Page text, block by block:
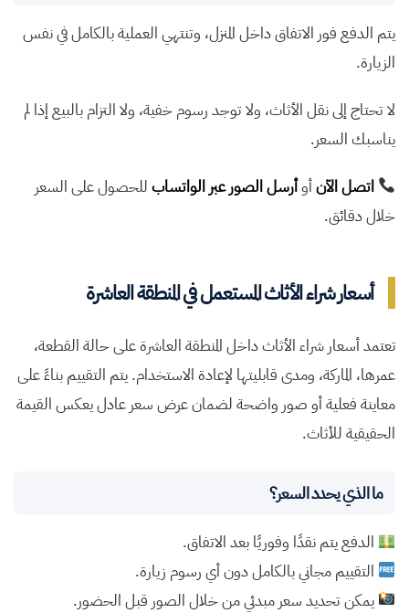
يتم الدفع فور الاتفاق داخل المنزل، وتنتهي العملية بالكامل في نفس
الزيارة.
لا تحتاج إلى نقل الأثاث، ولا توجد رسوم خفية، ولا التزام بالبيع إذا لم
يناسبك السعر.
اتصل الآنأوأرسل الصور عبر الواتساب للحصول على السعر
خلال دقائق.
أسعار شراء الأثاث المستعمل في المنطقة العاشرة
تعتمد أسعار شراء الأثاث داخل المنطقة العاشرة على حالة القطعة،
عمرها، الماركة، ومدى قابليتها لإعادة الاستخدام. يتم التقييم بناءً على
معاينة فعلية أو صور واضحة لضمان عرض سعر عادل يعكس القيمة
الحقيقية للأثاث.
ما الذي يحدد السعر؟
الدفع يتم نقدًا وفوريًا بعد الاتفاق.
التقييم مجاني بالكامل دون أي رسوم زيارة.
يمكن تحديد سعر مبدئي من خلال الصور قبل الحضور.